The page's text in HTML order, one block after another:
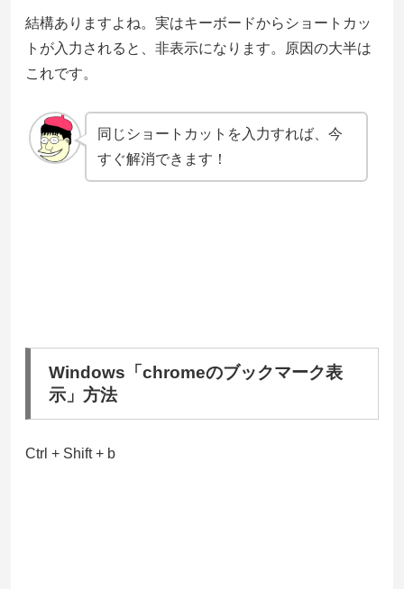
結構ありますよね。実はキーボードからショートカッ
トが入力されると、非表示になります。原因の大半は
これです。
同じショートカットを入力すれば、今
すぐ解消できます ！
Windows「chromeのブックマーク表
示」方法
Ctrl + Shift + b